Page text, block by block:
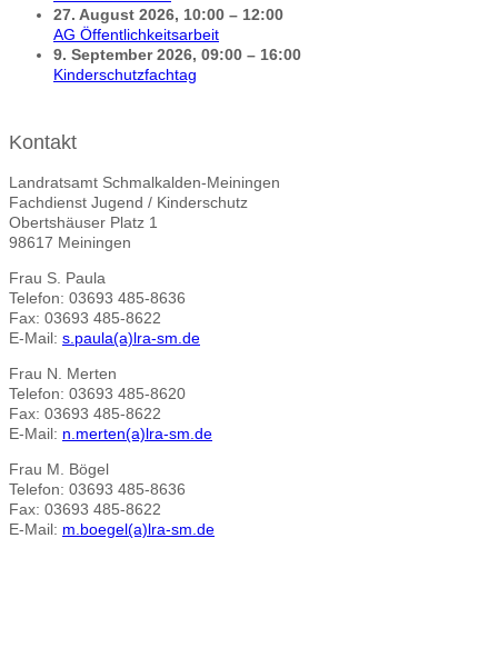
27. August 2026, 10:00 – 12:00
AG Öffentlichkeitsarbeit
9. September 2026, 09:00 – 16:00
Kinderschutzfachtag
Kontakt
Landratsamt Schmalkalden-Meiningen
Fachdienst Jugend / Kinderschutz
Obertshäuser Platz 1
98617 Meiningen
Frau S. Paula
Telefon: 03693 485-8636
Fax: 03693 485-8622
E-Mail: s.paula(a)lra-sm.de
Frau N. Merten
Telefon: 03693 485-8620
Fax: 03693 485-8622
E-Mail: n.merten(a)lra-sm.de
Frau M. Bögel
Telefon: 03693 485-8636
Fax: 03693 485-8622
E-Mail: m.boegel(a)lra-sm.de